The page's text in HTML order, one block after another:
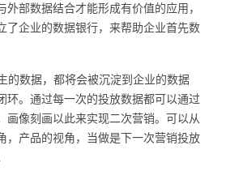
部数据结合才能形成有价值的应用，
了企业的数据银行，来帮助企业首先数
的数据，都将会被沉淀到企业的数据
环。通过每一次的投放数据都可以通过
画像刻画以此来实现二次营销。可以从
，产品的视角，当做是下一次营销投放